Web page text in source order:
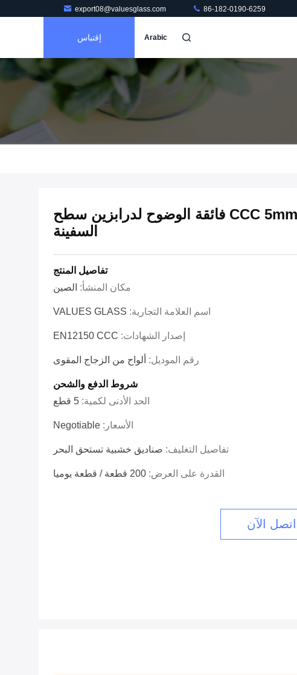
export08@valuesglass.com 86-182-0190-6259
Arabic إقتباس
ألواح الزجاج المقوى CCC 5mm فائقة الوضوح لدرابزين سطح
السفينة
تفاصيل المنتج
مكان المنشأ: الصين
اسم العلامة التجارية: VALUES GLASS
إصدار الشهادات: EN12150 CCC
رقم الموديل: ألواح من الزجاج المقوى
شروط الدفع والشحن
الحد الأدنى لكمية: 5 قطع
الأسعار: Negotiable
تفاصيل التغليف: صناديق خشبية تستحق البحر
القدرة على العرض: 200 قطعة / قطعة يوميا
اتصل الآن